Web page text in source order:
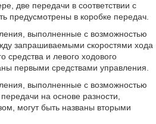
две передачи в соответствии с
предусмотрены в коробке передач.
выполненные с возможностью
запрашиваемыми скоростями хода
средства и левого ходового
первыми средствами управления.
выполненные с возможностью
на основе разности,
могут быть названы вторыми